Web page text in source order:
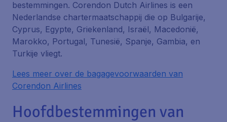
bestemmingen. Corendon Dutch Airlines is een
Nederlandse chartermaatschappij die op Bulgarije,
Cyprus, Egypte, Griekenland, Israël, Macedonië,
Marokko, Portugal, Tunesië, Spanje, Gambia, en
Turkije vliegt.
Lees meer over de bagagevoorwaarden van
Corendon Airlines
Hoofdbestemmingen van